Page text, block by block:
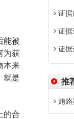
能被
为获
本来
就是
的合
证据
证据
证据
推
贿赂